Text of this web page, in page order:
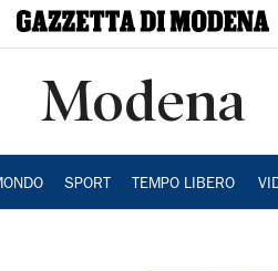
Modena
SPORT TEMPO LIBERO